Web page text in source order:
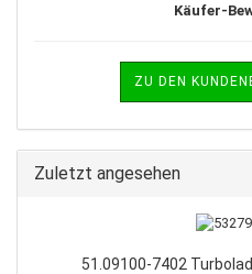
Käufer-
ZU DEN
Zuletzt angesehen
51.09100-7402